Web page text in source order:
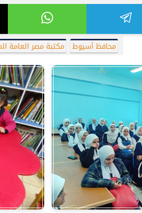
محافظ أسيوط مكتبة مصر العامة